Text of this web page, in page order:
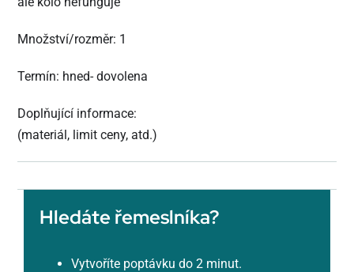
Množství/rozměr: 1
Termín: hned- dovolena
Doplňující informace:
(materiál, limit ceny, atd.)
Hledáte řemeslníka?
Vytvoříte poptávku do 2 minut.